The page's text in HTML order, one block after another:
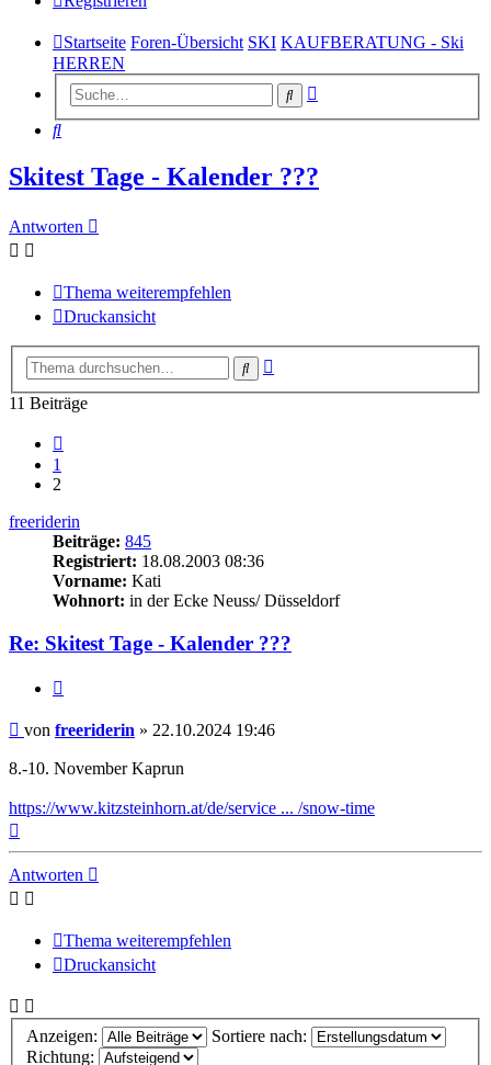
Startseite Foren-Übersicht SKI KAUFBERATUNG - Ski
HERREN
Suche
Suche
Skitest Tage - Kalender ???
Antworten
Thema weiterempfehlen
Druckansicht
Suche
11 Beiträge
1
2
freeriderin
Beiträge: 845
Registriert: 18.08.2003 08:36
Vorname: Kati
Wohnort: in der Ecke Neuss/ Düsseldorf
Re: Skitest Tage - Kalender ???
Beitrag
von freeriderin » 22.10.2024 19:46
8.-10. November Kaprun
https://www.kitzsteinhorn.at/de/service ... /snow-time
Antworten
Thema weiterempfehlen
Druckansicht
Anzeigen:
Sortiere nach:
Richtung: